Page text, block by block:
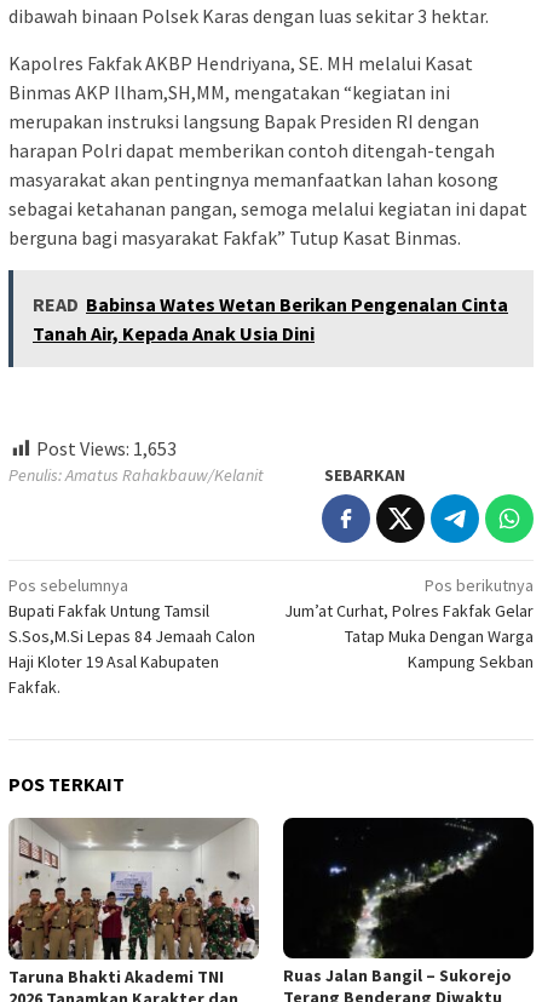
dibawah binaan Polsek Karas dengan luas sekitar 3 hektar.
Kapolres Fakfak AKBP Hendriyana, SE. MH melalui Kasat
Binmas AKP Ilham,SH,MM, mengatakan “kegiatan ini
merupakan instruksi langsung Bapak Presiden RI dengan
harapan Polri dapat memberikan contoh ditengah-tengah
masyarakat akan pentingnya memanfaatkan lahan kosong
sebagai ketahanan pangan, semoga melalui kegiatan ini dapat
berguna bagi masyarakat Fakfak” Tutup Kasat Binmas.
READ Babinsa Wates Wetan Berikan Pengenalan Cinta
Tanah Air, Kepada Anak Usia Dini
Post Views: 1,653
Penulis: Amatus Rahakbauw/Kelanit SEBARKAN
Navigasi
pos
Pos sebelumnya
Bupati Fakfak Untung Tamsil
S.Sos,M.Si Lepas 84 Jemaah Calon
Haji Kloter 19 Asal Kabupaten
Fakfak.
Pos berikutnya
Jum’at Curhat, Polres Fakfak Gelar
Tatap Muka Dengan Warga
Kampung Sekban
POS TERKAIT
Taruna Bhakti Akademi TNI
Ruas Jalan Bangil – Sukorejo
Terang Benderang Diwaktu